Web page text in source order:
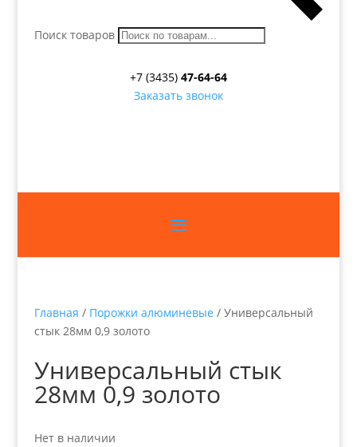
Поиск товаров
+7 (3435) 47-64-64
Заказать звонок
Главная / Порожки алюминевые / Универсальный
стык 28мм 0,9 золото
Универсальный стык
28мм 0,9 золото
Нет в наличии